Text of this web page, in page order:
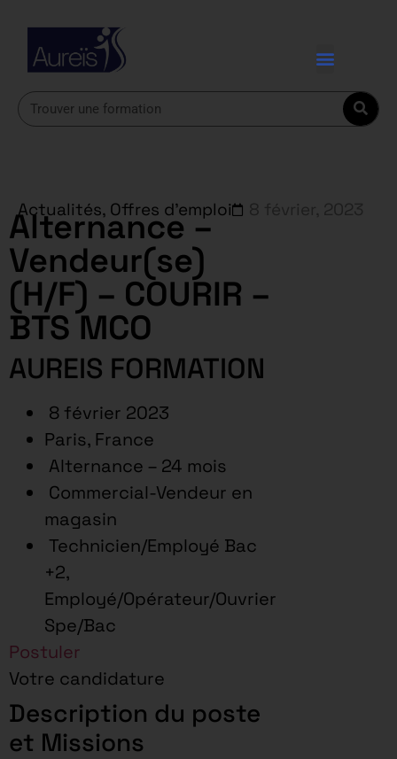
Actualités, Offres d'emploi
Alternance –
Vendeur(se)
(H/F) – COURIR –
BTS MCO
AUREIS FORMATION
8 février 2023
Paris, France
Alternance – 24 mois
Commercial-Vendeur en
magasin
Technicien/Employé Bac
+2,
Employé/Opérateur/Ouvrier
Spe/Bac
Postuler
Votre candidature
Description du poste
et Missions